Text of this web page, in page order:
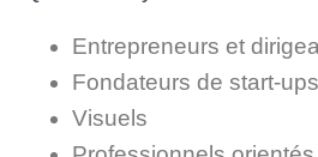
Entrepreneurs et
Fondateurs de start-ups
Visuels